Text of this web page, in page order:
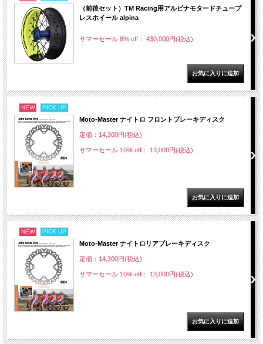
（前後セット）TM Racing用アルピナモタードチューブ
レスホイール alpina
サマーセール 8% off： 430,000円(税込)
NEW PICK UP
Moto-Master ナイトロ フロントブレーキディスク
定価：14,300円(税込)
サマーセール 10% off： 13,000円(税込)
NEW PICK UP
Moto-Master ナイトロリアブレーキディスク
定価：14,300円(税込)
サマーセール 10% off： 13,000円(税込)